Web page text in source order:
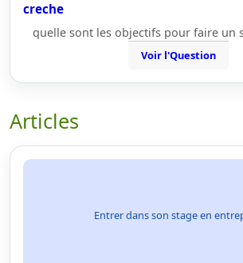
creche
quelle sont les objectifs pour faire un
Voir l'Question
Articles
Entrer dans son stage en